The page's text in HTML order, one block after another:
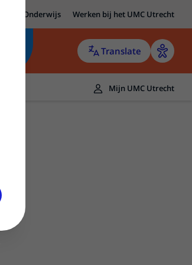
Onderwijs Werken bij het UMC Utrecht
Translate
Mijn UMC Utrecht